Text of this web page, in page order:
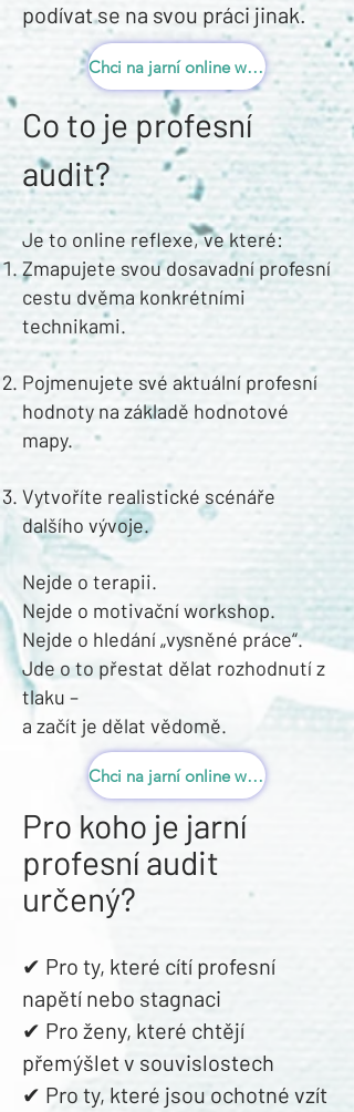
podívat se na svou práci jinak.
Chci na jarní online workshop
Co to je profesní
audit?
Je to online reflexe, ve které:
Zmapujete svou dosavadní profesní
cestu dvěma konkrétními
technikami.
Pojmenujete své aktuální profesní
hodnoty na základě hodnotové
mapy.
Vytvoříte realistické scénáře
dalšího vývoje.
Nejde o terapii.
Nejde o motivační workshop.
Nejde o hledání „vysněné práce“.
Jde o to přestat dělat rozhodnutí z
tlaku –
a začít je dělat vědomě.
Chci na jarní online workshop
Pro koho je jarní
profesní audit
určený?
✔ Pro ty, které cítí profesní
napětí nebo stagnaci
✔ Pro ženy, které chtějí
přemýšlet v souvislostech
✔ Pro ty, které jsou ochotné vzít